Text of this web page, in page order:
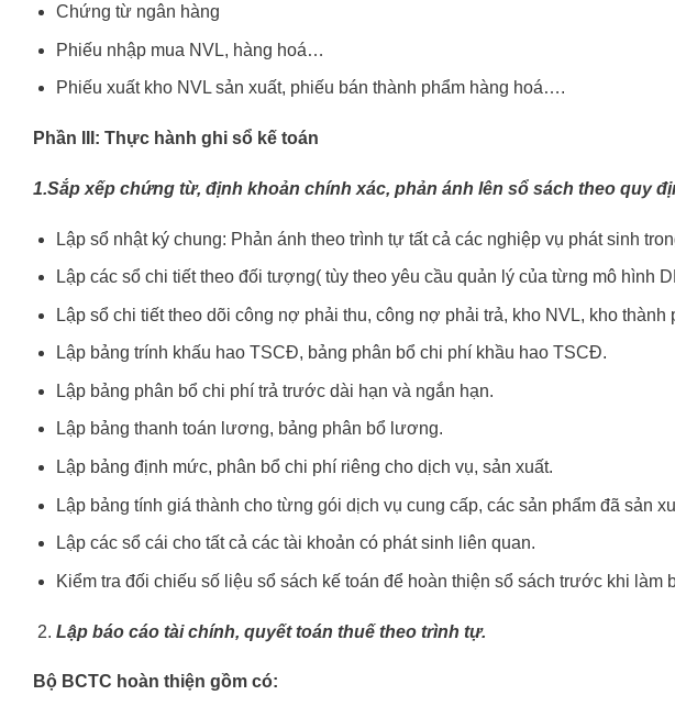
Chứng từ ngân hàng
Phiếu nhập mua NVL, hàng hoá…
Phiếu xuất kho NVL sản xuất, phiếu bán thành phẩm hàng hoá….
Phần III: Thực hành ghi sổ kế toán
1.Sắp xếp chứng từ, định khoản chính xác, phản ánh lên sổ sách theo quy
Lập sổ nhật ký chung: Phản ánh theo trình tự tất cả các nghiệp vụ phát sinh
Lập các sổ chi tiết theo đối tượng( tùy theo yêu cầu quản lý của từng mô hình
Lập sổ chi tiết theo dõi công nợ phải thu, công nợ phải trả, kho NVL, kho
Lập bảng trính khấu hao TSCĐ, bảng phân bổ chi phí khầu hao TSCĐ.
Lập bảng phân bổ chi phí trả trước dài hạn và ngắn hạn.
Lập bảng thanh toán lương, bảng phân bổ lương.
Lập bảng định mức, phân bổ chi phí riêng cho dịch vụ, sản xuất.
Lập bảng tính giá thành cho từng gói dịch vụ cung cấp, các sản phẩm đã sản
Lập các sổ cái cho tất cả các tài khoản có phát sinh liên quan.
Kiểm tra đối chiếu số liệu sổ sách kế toán để hoàn thiện sổ sách trước khi làm
Lập báo cáo tài chính, quyết toán thuế theo trình tự.
Bộ BCTC hoàn thiện gồm có: